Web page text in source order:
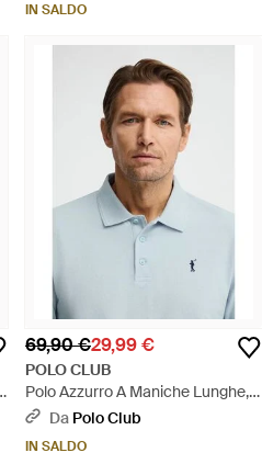
IN SALDO
69,90 €29,99 €
POLO CLUB
Polo Azzurro A Maniche Lunghe,
Regular Fit Con Ricamo Rigby Go
Da Polo Club
IN SALDO